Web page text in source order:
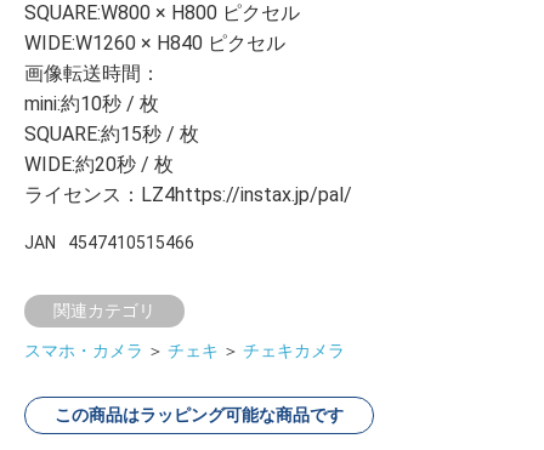
SQUARE:W800 × H800 ピクセル
WIDE:W1260 × H840 ピクセル
画像転送時間：
mini:約10秒 / 枚
SQUARE:約15秒 / 枚
WIDE:約20秒 / 枚
ライセンス：LZ4https://instax.jp/pal/
JAN 4547410515466
関連カテゴリ
スマホ・カメラ ＞ チェキ ＞ チェキカメラ
この商品はラッピング可能な商品です